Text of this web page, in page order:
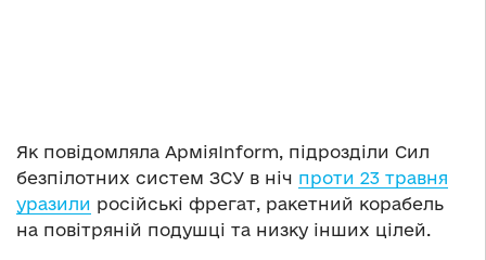
Як повідомляла АрміяInform, підрозділи Сил
безпілотних систем ЗСУ в ніч проти 23 травня
уразили російські фрегат, ракетний корабель
на повітряній подушці та низку інших цілей.